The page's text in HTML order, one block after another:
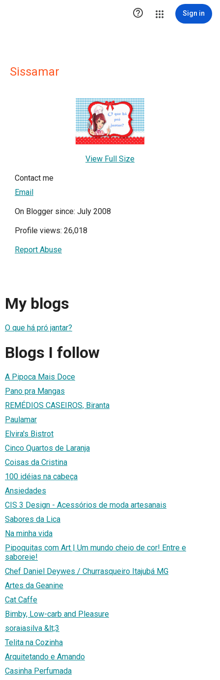
 Sign in
Sissamar
View Full Size
Contact me
Email
On Blogger since: July 2008
Profile views: 26,018
Report Abuse
My blogs
O que há pró jantar?
Blogs I follow
A Pipoca Mais Doce
Pano pra Mangas
REMÉDIOS CASEIROS, Biranta
Paulamar
Elvira's Bistrot
Cinco Quartos de Laranja
Coisas da Cristina
100 idéias na cabeça
Ansiedades
CIS 3 Design - Acessórios de moda artesanais
Sabores da Lica
Na minha vida
Pipoquitas com Art | Um mundo cheio de cor! Entre e
saboreie!
Chef Daniel Deywes / Churrasqueiro Itajubá MG
Artes da Geanine
Cat Caffe
Bimby, Low-carb and Pleasure
soraiasilva &lt;3
Telita na Cozinha
Arquitetando e Amando
Casinha Perfumada